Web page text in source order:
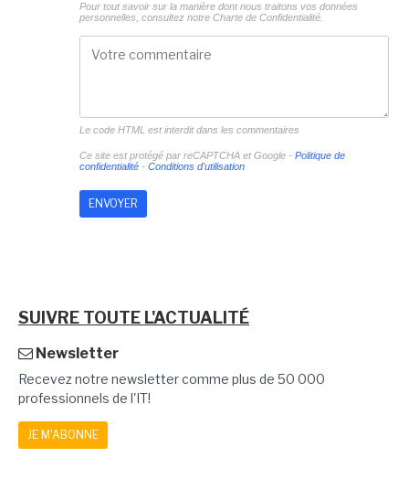
Pour tout savoir sur la manière dont nous traitons vos données
personnelles, consultez notre Charte de Confidentialité.
Le code HTML est interdit dans les commentaires
Ce site est protégé par reCAPTCHA et Google - Politique de
confidentialité- Conditions d'utilisation
SUIVRE TOUTE L'ACTUALITÉ
Newsletter
Recevez notre newsletter comme plus de 50 000
professionnels de l'IT!
JE M'ABONNE